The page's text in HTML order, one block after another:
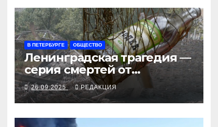
В ПЕТЕРБУРГЕ ОБЩЕСТВО
Ленинградская трагедия —
серия смертей от
алкосуррогата
26.09.2025 РЕДАКЦИЯ